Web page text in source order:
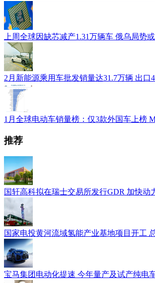
上周全球因缺芯减产1.31万辆车 俄乌局势
2月新能源乘用车批发销量达31.7万辆 出口
1月全球电动车销量榜：仅3款外国车上榜
推荐
国轩高科拟在瑞士交易所发行GDR 加快动
国家电投黄河流域氢能产业基地项目开工
宝马集团电动化提速 今年量产及试产纯电